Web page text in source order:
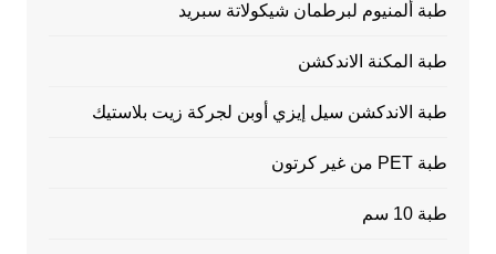
طبة ألمنيوم لبرطمان شيكولاتة سبريد
طبة المكنة الاندكشن
طبة الاندكشن سيل إيزي أوبن لجركة زيت بلاستيك
طبة PET من غير كرتون
طبة 10 سم